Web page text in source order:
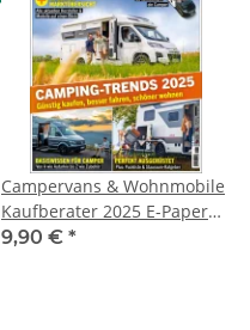
Campervans & Wohnmobile
Kaufberater 2025 E-Paper
oder Print-Ausgabe
9,90 € *